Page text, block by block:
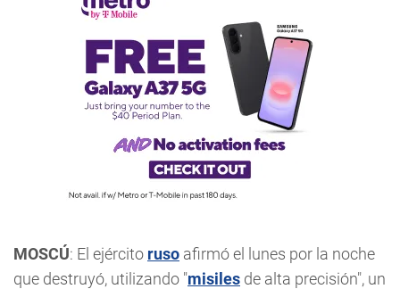
MOSCÚ: El ejército ruso afirmó el lunes por la noche
que destruyó, utilizando "misiles de alta precisión", un